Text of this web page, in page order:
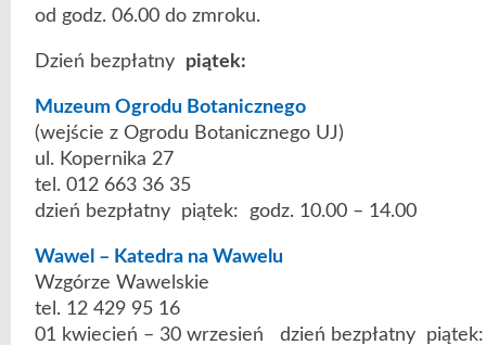
od godz. 06.00 do zmroku.
Dzień bezpłatny piątek:
Muzeum Ogrodu Botanicznego
(wejście z Ogrodu Botanicznego UJ)
ul. Kopernika 27
tel. 012 663 36 35
dzień bezpłatny piątek: godz. 10.00 – 14.00
Wawel – Katedra na Wawelu
Wzgórze Wawelskie
tel. 12 429 95 16
01 kwiecień – 30 wrzesień dzień bezpłatny